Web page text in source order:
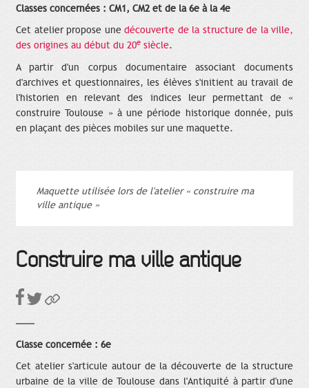
Classes concernées : CM1, CM2 et de la 6e à la 4e
Cet atelier propose une découverte de la structure de la ville,
des origines au début du 20e siècle.
A partir d'un corpus documentaire associant documents
d'archives et questionnaires, les élèves s'initient au travail de
l'historien en relevant des indices leur permettant de «
construire Toulouse » à une période historique donnée, puis
en plaçant des pièces mobiles sur une maquette.
Maquette utilisée lors de l'atelier « construire ma
ville antique »
Construire ma ville antique
Classe concernée : 6e
Cet atelier s'articule autour de la découverte de la structure
urbaine de la ville de Toulouse dans l'Antiquité à partir d'une